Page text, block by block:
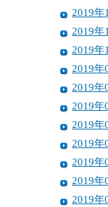
2019年
2019年
2019年
2019年
2019年
2019年
2019年
2019年
2019年
2019年
2019年